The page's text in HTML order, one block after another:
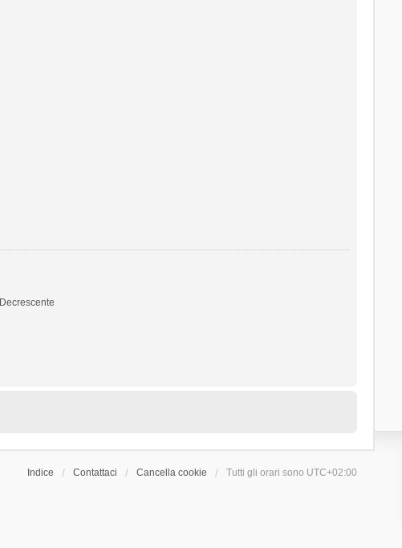
Decrescente
Indice Contattaci Cancella cookie Tutti gli orari sono UTC+02:00